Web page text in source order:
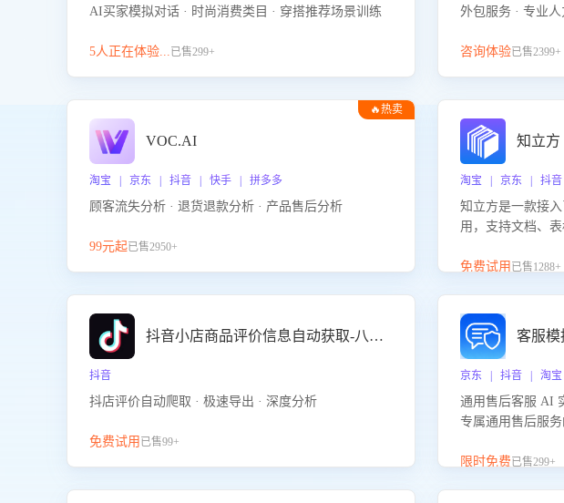
AI买家模拟对话 · 时尚消费类目 · 穿搭推荐场景训练
5人正在体验...已售299+
外包服务 · 专业
咨询体验已售2399+
🔥热卖
VOC.AI
淘宝 | 京东 | 抖音 | 快手 | 拼多多
顾客流失分析 · 退货退款分析 · 产品售后分析
99元起已售2950+
知立方
淘宝 | 京东 | 抖
知立方是一款接入
用，支持文档、
景提供强大的知
免费试用 已售1288+
抖音小店商品评价信息自动获取-八爪鱼
抖音
抖店评价自动爬取 · 极速导出 · 深度分析
免费试用 已售99+
客服模
京东 | 抖音 | 淘宝
通用售后客服 AI
专属通用售后服
咨询等售后场景
限时免费已售299+